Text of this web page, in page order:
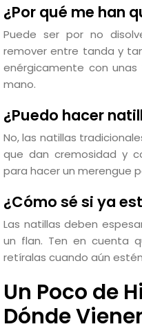
¿Por qué me han
Puede ser por no
remover entre tanda y
enérgicamente con
mano.
¿Puedo hacer
No, las natillas
que dan cremosidad y
para hacer un merengue
¿Cómo sé si ya
Las natillas deben
un flan. Ten en cuenta
retíralas cuando aún
Un Poco de
Dónde